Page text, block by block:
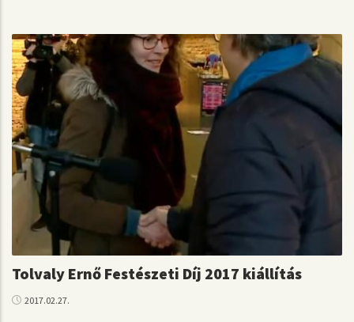
Tolvaly Ernő Festészeti Díj 2017 kiállítás
2017.02.27.